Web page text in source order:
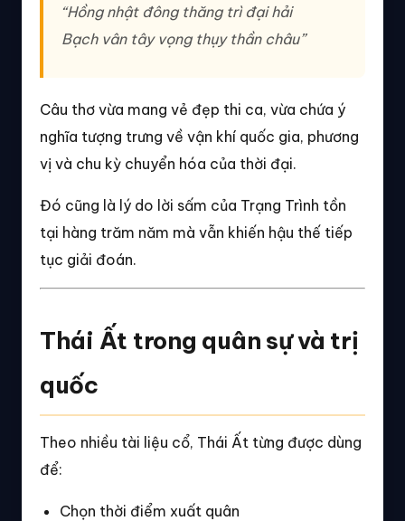
“Hồng nhật đông thăng trì đại hải
Bạch vân tây vọng thụy thần châu”
Câu thơ vừa mang vẻ đẹp thi ca, vừa chứa ý
nghĩa tượng trưng về vận khí quốc gia, phương
vị và chu kỳ chuyển hóa của thời đại.
Đó cũng là lý do lời sấm của Trạng Trình tồn
tại hàng trăm năm mà vẫn khiến hậu thế tiếp
tục giải đoán.
Thái Ất trong quân sự và trị
quốc
Theo nhiều tài liệu cổ, Thái Ất từng được dùng
để:
Chọn thời điểm xuất quân